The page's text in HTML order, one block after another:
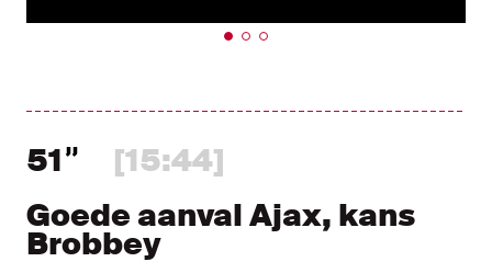
51
[15:44]
Goede aanval Ajax, kans
Brobbey